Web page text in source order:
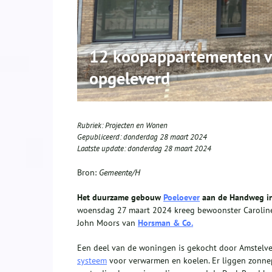
12 koopappartementen
opgeleverd
Rubriek:Projecten en Wonen
Gepubliceerd:donderdag 28 maart 2024
Laatste update:donderdag 28 maart 2024
Bron: Gemeente/H
Het duurzame gebouw Poeloever aan de Handweg
woensdag 27 maart 2024 kreeg bewoonster
John Moors van Horsman & Co.
Een deel van de woningen is gekocht door
systeem voor verwarmen en koelen. Er liggen